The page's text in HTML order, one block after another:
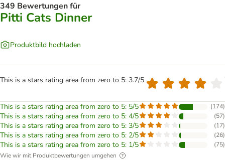
349 Bewertungen für
Pitti Cats Dinner
Produktbild hochladen
This is a stars rating area from zero to 5: 3.7/5
This is a stars rating area from zero to 5: 5/5 (174)
This is a stars rating area from zero to 5: 4/5 (57)
This is a stars rating area from zero to 5: 3/5 (17)
This is a stars rating area from zero to 5: 2/5 (26)
This is a stars rating area from zero to 5: 1/5 (75)
Wie wir mit Produktbewertungen umgehen